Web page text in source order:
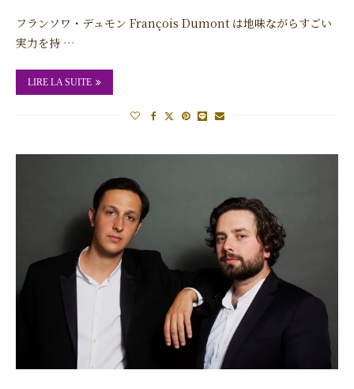
フランソワ・デュモン François Dumont は地味ながらすごい
実力を持 …
LIRE LA SUITE